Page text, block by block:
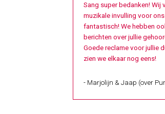
Sang super bedanken! Wij
muzikale invulling voor
fantastisch! We hebben
berichten over jullie
Goede reclame voor jullie
zien we elkaar nog eens!
- Marjolijn & Jaap (over